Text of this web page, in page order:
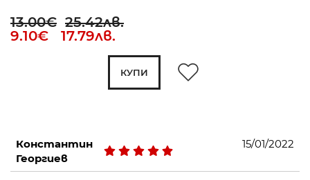
13.00€ 25.42лв.
9.10€ 17.79лв.
КУПИ
Константин
Георгиев
15/01/2022